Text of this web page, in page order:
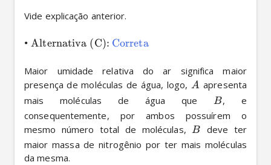
Vide explicação anterior.
• Alternativa (C): Correta
Maior umidade relativa do ar significa maior
presença de moléculas de água, logo, A apresenta
mais moléculas de água que B, e
consequentemente, por ambos possuírem o
mesmo número total de moléculas, B
deve ter
maior massa de nitrogênio por ter mais moléculas
da mesma.